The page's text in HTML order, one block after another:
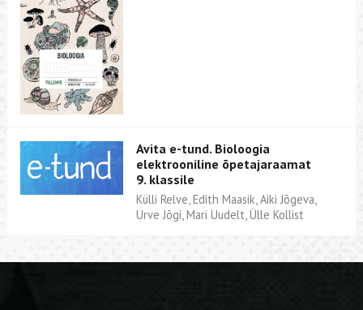
Avita e-tund. Bioloogia
elektrooniline õpetajaraamat
9. klassile
Külli Relve, Edith Maasik, Aiki Jõgeva,
Urve Jõgi, Mari Uudelt, Ülle Kollist